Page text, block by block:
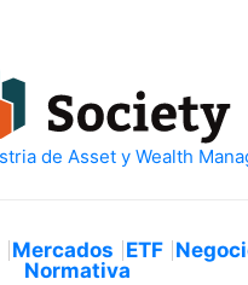
Mercados ETF
Normativa